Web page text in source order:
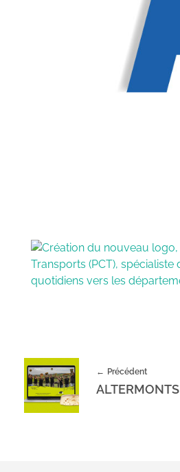
Précédent
ALTERMONTS